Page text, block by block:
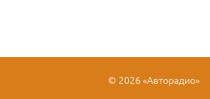
© 2026 «Авторадио»